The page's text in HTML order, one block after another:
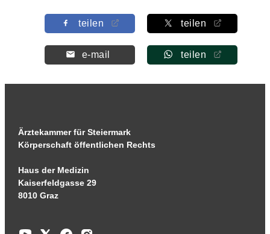
teilen teilen
e-mail teilen
Ärztekammer für Steiermark
Körperschaft öffentlichen Rechts
Haus der Medizin
Kaiserfeldgasse 29
8010 Graz